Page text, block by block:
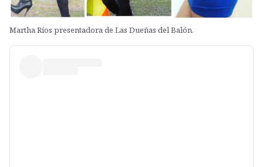
Martha Ríos presentadora de Las Dueñas del Balón.